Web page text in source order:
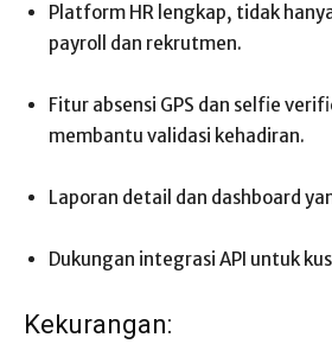
Platform HR lengkap, tidak
payroll dan rekrutmen.
Fitur absensi GPS dan selfie
membantu validasi kehadiran.
Laporan detail dan dashboard
Dukungan integrasi API untuk
Kekurangan: